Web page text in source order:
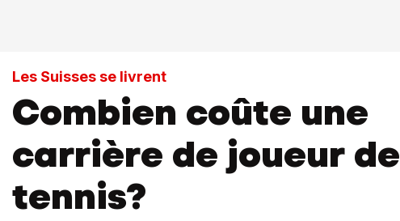
Les Suisses se livrent
Combien coûte une
carrière de joueur de
tennis?